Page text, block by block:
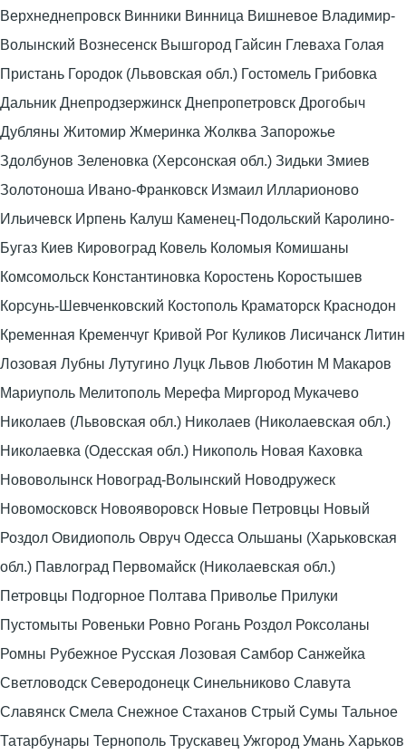
Верхнеднепровск Винники Винница Вишневое Владимир-
Волынский Вознесенск Вышгород Гайсин Глеваха Голая
Пристань Городок (Львовская обл.) Гостомель Грибовка
Дальник Днепродзержинск Днепропетровск Дрогобыч
Дубляны Житомир Жмеринка Жолква Запорожье
Здолбунов Зеленовка (Херсонская обл.) Зидьки Змиев
Золотоноша Ивано-Франковск Измаил Илларионово
Ильичевск Ирпень Калуш Каменец-Подольский Каролино-
Бугаз Киев Кировоград Ковель Коломыя Комишаны
Комсомольск Константиновка Коростень Коростышев
Корсунь-Шевченковский Костополь Краматорск Краснодон
Кременная Кременчуг Кривой Рог Куликов Лисичанск Литин
Лозовая Лубны Лутугино Луцк Львов Люботин М Макаров
Мариуполь Мелитополь Мерефа Миргород Мукачево
Николаев (Львовская обл.) Николаев (Николаевская обл.)
Николаевка (Одесская обл.) Никополь Новая Каховка
Нововолынск Новоград-Волынский Новодружеск
Новомосковск Новояворовск Новые Петровцы Новый
Роздол Овидиополь Овруч Одесса Ольшаны (Харьковская
обл.) Павлоград Первомайск (Николаевская обл.)
Петровцы Подгорное Полтава Приволье Прилуки
Пустомыты Ровеньки Ровно Рогань Роздол Роксоланы
Ромны Рубежное Русская Лозовая Самбор Санжейка
Светловодск Северодонецк Синельниково Славута
Славянск Смела Снежное Стаханов Стрый Сумы Тальное
Татарбунары Тернополь Трускавец Ужгород Умань Харьков